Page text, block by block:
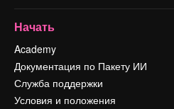
Начать
Academy
Документация по Пакету ИИ
Служба поддержки
Условия и положения